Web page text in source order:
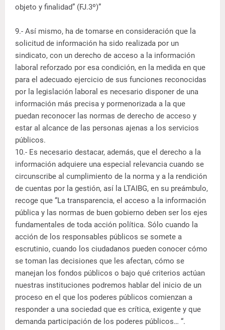
objeto y finalidad” (FJ.3º)”
9.- Así mismo, ha de tomarse en consideración que la
solicitud de información ha sido realizada por un
sindicato, con un derecho de acceso a la información
laboral reforzado por esa condición, en la medida en que
para el adecuado ejercicio de sus funciones reconocidas
por la legislación laboral es necesario disponer de una
información más precisa y pormenorizada a la que
puedan reconocer las normas de derecho de acceso y
estar al alcance de las personas ajenas a los servicios
públicos.
10.- Es necesario destacar, además, que el derecho a la
información adquiere una especial relevancia cuando se
circunscribe al cumplimiento de la norma y a la rendición
de cuentas por la gestión, así la LTAIBG, en su preámbulo,
recoge que “La transparencia, el acceso a la información
pública y las normas de buen gobierno deben ser los ejes
fundamentales de toda acción política. Sólo cuando la
acción de los responsables públicos se somete a
escrutinio, cuando los ciudadanos pueden conocer cómo
se toman las decisiones que les afectan, cómo se
manejan los fondos públicos o bajo qué criterios actúan
nuestras instituciones podremos hablar del inicio de un
proceso en el que los poderes públicos comienzan a
responder a una sociedad que es crítica, exigente y que
demanda participación de los poderes públicos… “.